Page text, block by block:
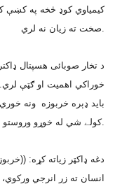
کيمياوي کوډ څخه په کښې
صخت ته زيان نه لري.
د تخار صوبائى هسپتال
خوراکي اهميت او ګټې
بايد ډېره خربوزه ونه
کولے شي له خوړو وروستو خربوزه وخوري.
دغه ډاکټر زياته کړه:
انسان ته زر انرجي